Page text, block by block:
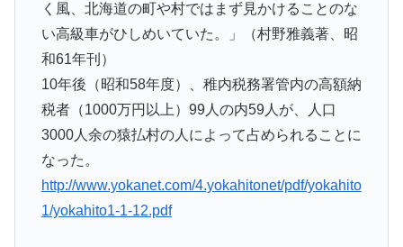
く風、北海道の町や村ではまず見かけることのな
い高級車がひしめいていた。」（村野雅義著、昭
和61年刊）
10年後（昭和58年度）、稚内税務署管内の高額納
税者（1000万円以上）99人の内59人が、人口
3000人余の猿払村の人によって占められることに
なった。
http://www.yokanet.com/4.yokahitonet/pdf/yokahito
1/yokahito1-1-12.pdf